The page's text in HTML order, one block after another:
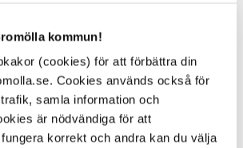
kommun!
(cookies) för att förbättra din
Cookies används också för
samla information och
är nödvändiga för att
korrekt och andra kan du välja
fler vill vandra och leva friluftsliv i
och uppleva vår vackra natur
naturreservatet Ljungryda Östafors
fram emot invigningen, säger
Jenny Önnevik (S).
i år för fjärde gången av föreningen